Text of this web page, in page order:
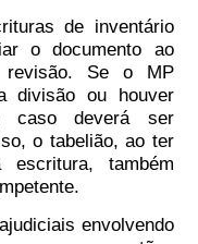
de inventário
o documento ao
revisão. Se o MP
divisão ou houver
caso deverá ser
o tabelião, ao ter
também
envolvendo